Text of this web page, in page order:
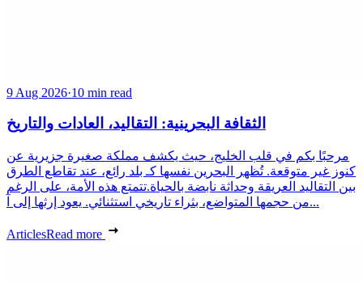
9 Aug 2026·10 min read
الثقافة البحرينية: التقاليد، العادات والتاريخ
مرحبًا بكم في قلب الخليج، حيث يكشف مملكة صغيرة جزيرية عن
كنوز غير متوقعة. تُظهر البحرين نفسها كـ بلد رائع، عند تقاطع الطرق
بين التقاليد العريقة وحداثة نابضة بالحياة.تتمتع هذه الأمة، على الرغم
من حجمها المتواضع، بثراء تاريخي استثنائي. يعود إرثها إلى آ...
ArticlesRead more